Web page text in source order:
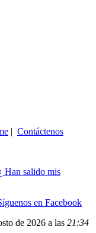
| Contáctenos
Han salido mis
en Facebook
de 2026 a las 21:34